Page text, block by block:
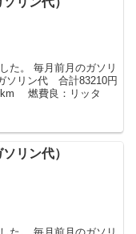
た。 毎月前月のガソリ
ソリン代 合計83210円
燃費良：リッタ
リン代）